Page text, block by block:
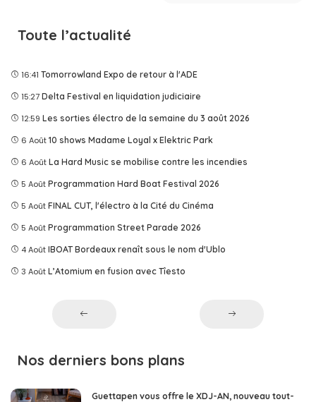
Toute l’actualité
16:41 Tomorrowland Expo de retour à l'ADE
15:27 Delta Festival en liquidation judiciaire
12:59 Les sorties électro de la semaine du 3 août 2026
6 Août 10 shows Madame Loyal x Elektric Park
6 Août La Hard Music se mobilise contre les incendies
5 Août Programmation Hard Boat Festival 2026
5 Août FINAL CUT, l'électro à la Cité du Cinéma
5 Août Programmation Street Parade 2026
4 Août IBOAT Bordeaux renaît sous le nom d'Ublo
3 Août L’Atomium en fusion avec Tîesto
Nos derniers bons plans
Guettapen vous offre le XDJ-AN, nouveau tout-